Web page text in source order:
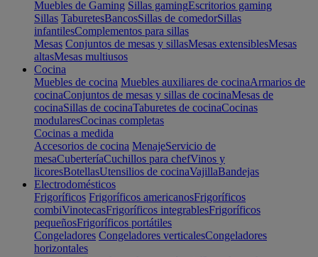
Muebles de Gaming Sillas gamingEscritorios gaming
Sillas TaburetesBancosSillas de comedorSillas
infantilesComplementos para sillas
Mesas Conjuntos de mesas y sillasMesas extensiblesMesas
altasMesas multiusos
Cocina
Muebles de cocina Muebles auxiliares de cocinaArmarios de
cocinaConjuntos de mesas y sillas de cocinaMesas de
cocinaSillas de cocinaTaburetes de cocinaCocinas
modularesCocinas completas
Cocinas a medida
Accesorios de cocina MenajeServicio de
mesaCuberteríaCuchillos para chefVinos y
licoresBotellasUtensilios de cocinaVajillaBandejas
Electrodomésticos
Frigoríficos Frigoríficos americanosFrigoríficos
combiVinotecasFrigoríficos integrablesFrigoríficos
pequeñosFrigoríficos portátiles
Congeladores Congeladores verticalesCongeladores
horizontales